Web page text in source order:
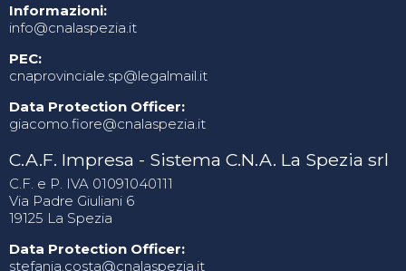
Informazioni:
info@cnalaspezia.it
PEC:
cnaprovinciale.sp@legalmail.it
Data Protection Officer:
giacomo.fiore@cnalaspezia.it
C.A.F. Impresa - Sistema C.N.A. La Spezia srl
C.F. e P. IVA 01091040111
Via Padre Giuliani 6
19125 La Spezia
Data Protection Officer:
stefania.costa@cnalaspezia.it